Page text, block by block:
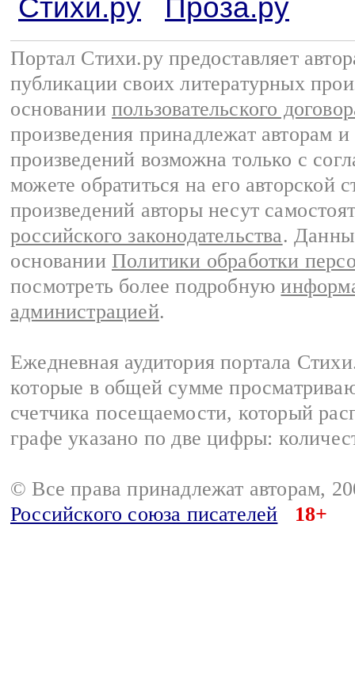
Стихи.ру
Проза.ру
Портал Стихи.ру предоставляет
публикации своих литературных
основании пользовательского
произведения принадлежат авторам
произведений возможна только с
можете обратиться на его авторской
произведений авторы несут
российского законодательства.
основании Политики обработки
посмотреть более подробную
администрацией.
Ежедневная аудитория портала
которые в общей сумме
счетчика посещаемости, который
графе указано по две цифры:
© Все права принадлежат авторам,
Российского союза писателей
18+